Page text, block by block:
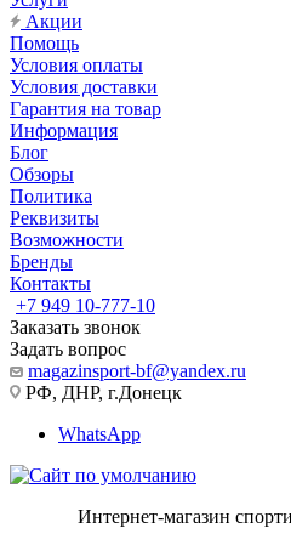
Акции
Помощь
Условия оплаты
Условия доставки
Гарантия на товар
Информация
Блог
Обзоры
Политика
Реквизиты
Возможности
Бренды
Контакты
+7 949 10-777-10
Заказать звонок
Задать вопрос
magazinsport-bf@yandex.ru
РФ, ДНР, г.Донецк
WhatsApp
Интернет-магазин